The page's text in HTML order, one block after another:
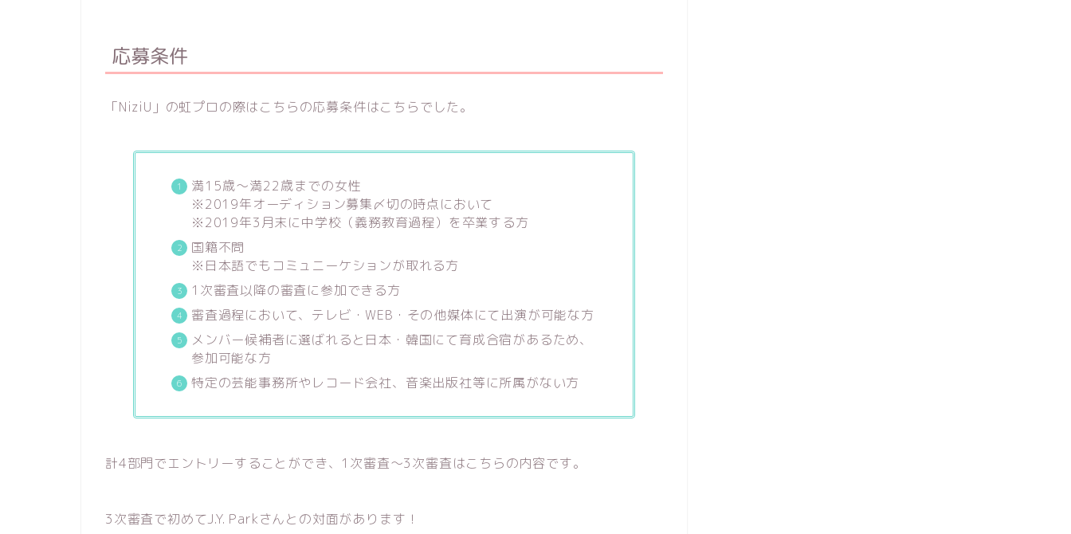
応募条件
「NiziU」の虹プロの際はこちらの応募条件はこちらでした。
満15歳～満22歳までの女性
※2019年オーディション募集〆切の時点において
※2019年3月末に中学校（義務教育過程）を卒業する方
国籍不問
※日本語でもコミュニーケションが取れる方
1次審査以降の審査に参加できる方
審査過程において、テレビ・WEB・その他媒体にて出演が可能な方
メンバー候補者に選ばれると日本・韓国にて育成合宿があるため、
参加可能な方
特定の芸能事務所やレコード会社、音楽出版社等に所属がない方
計4部門でエントリーすることができ、1次審査～3次審査はこちらの内容です。
3次審査で初めてJ.Y. Parkさんとの対面があります！